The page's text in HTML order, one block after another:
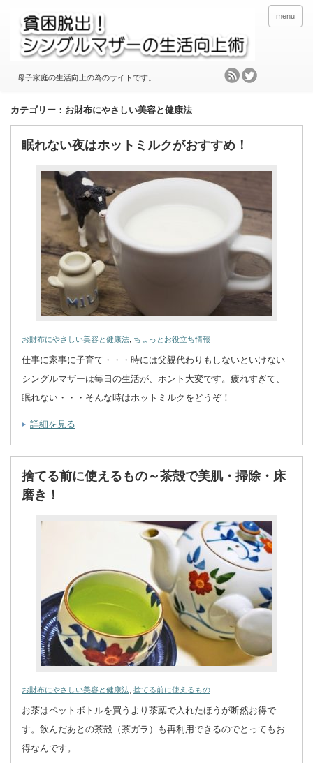
母子家庭の生活向上の為のサイトです。
menu
カテゴリー：お財布にやさしい美容と健康法
眠れない夜はホットミルクがおすすめ！
お財布にやさしい美容と健康法, ちょっとお役立ち情報
仕事に家事に子育て・・・時には父親代わりもしないといけない
シングルマザーは毎日の生活が、ホント大変です。疲れすぎて、
眠れない・・・そんな時はホットミルクをどうぞ！
詳細を見る
捨てる前に使えるもの～茶殻で美肌・掃除・床
磨き！
お財布にやさしい美容と健康法 捨てる前に使えるもの
お茶はペットボトルを買うより茶葉で入れたほうが断然お得で
す。飲んだあとの茶殻（茶ガラ）も再利用できるのでとってもお
得なんです。